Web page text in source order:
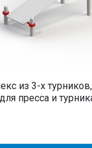
из 3-х
пресса и